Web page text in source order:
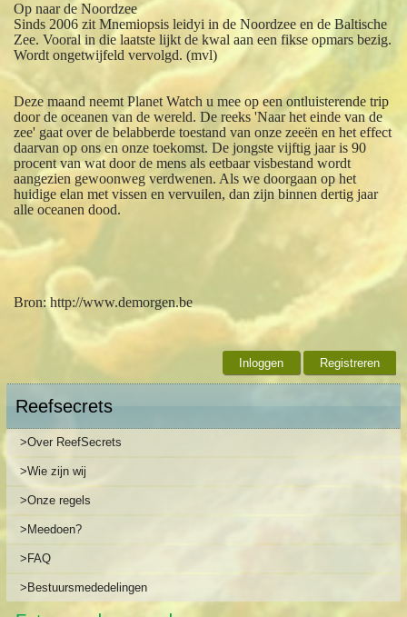
Op naar de Noordzee
Sinds 2006 zit Mnemiopsis leidyi in de Noordzee en de Baltische
Zee. Vooral in die laatste lijkt de kwal aan een fikse opmars bezig.
Wordt ongetwijfeld vervolgd. (mvl)
Deze maand neemt Planet Watch u mee op een ontluisterende trip
door de oceanen van de wereld. De reeks 'Naar het einde van de
zee' gaat over de belabberde toestand van onze zeeën en het effect
daarvan op ons en onze toekomst. De jongste vijftig jaar is 90
procent van wat door de mens als eetbaar visbestand wordt
aangezien gewoonweg verdwenen. Als we doorgaan op het
huidige elan met vissen en vervuilen, dan zijn binnen dertig jaar
alle oceanen dood.
Bron: http://www.demorgen.be
Inloggen Registreren
Reefsecrets
>Over ReefSecrets
>Wie zijn wij
>Onze regels
>Meedoen?
>FAQ
>Bestuursmededelingen